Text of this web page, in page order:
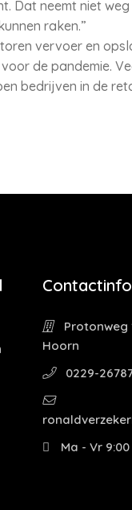
Dat neemt niet
raken.”
vervoer en
de pandemie.
bedrijven in de
Protonweg
Hoorn
0229-
Ma - Vr 9:00